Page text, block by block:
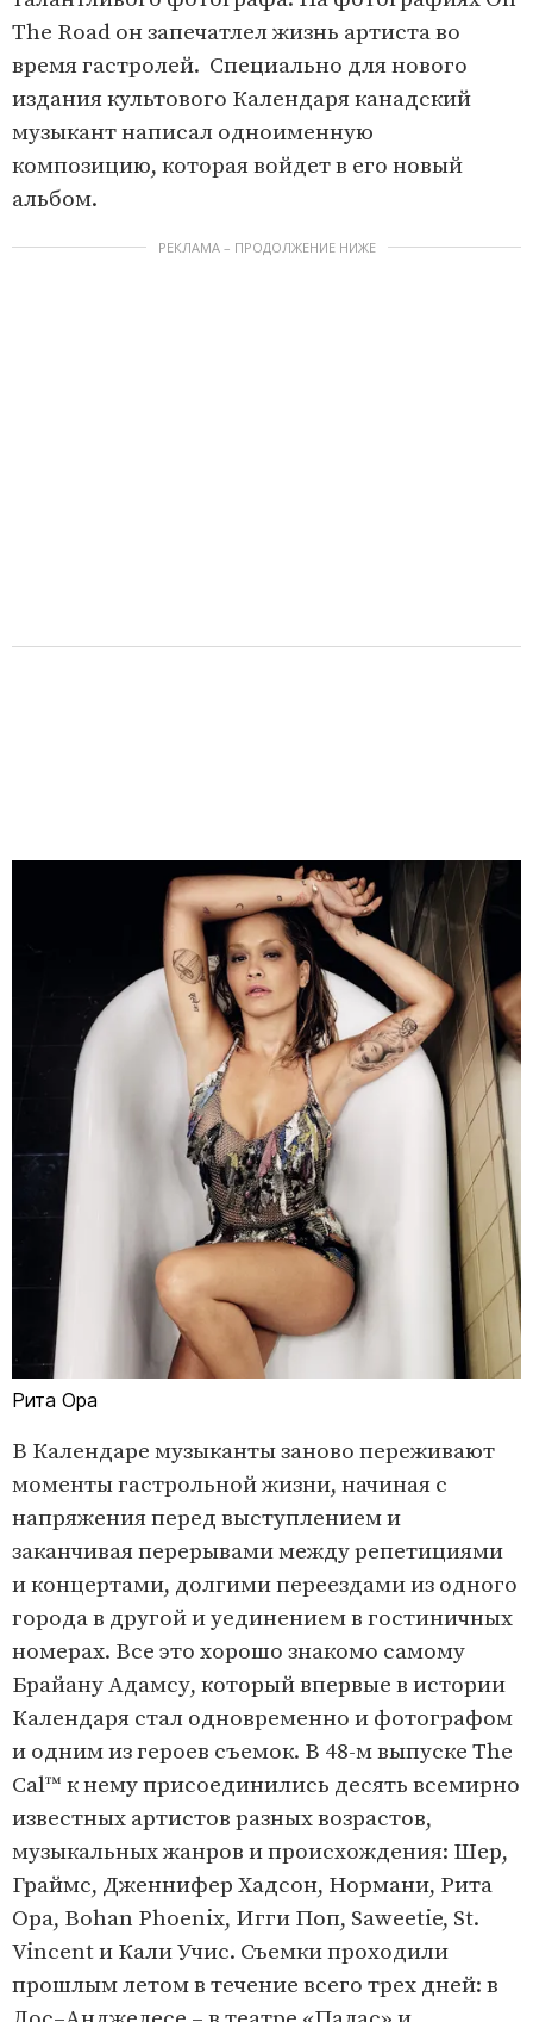
The Road он запечатлел жизнь артиста во
время гастролей. Специально для нового
издания культового Календаря канадский
музыкант написал одноименную
композицию, которая войдет в его новый
альбом.
РЕКЛАМА – ПРОДОЛЖЕНИЕ НИЖЕ
Рита Ора
В Календаре музыканты заново переживают
моменты гастрольной жизни, начиная с
напряжения перед выступлением и
заканчивая перерывами между репетициями
и концертами, долгими переездами из одного
города в другой и уединением в гостиничных
номерах. Все это хорошо знакомо самому
Брайану Адамсу, который впервые в истории
Календаря стал одновременно и фотографом
и одним из героев съемок. В 48-м выпуске The
Cal™ к нему присоединились десять всемирно
известных артистов разных возрастов,
музыкальных жанров и происхождения: Шер,
Граймс, Дженнифер Хадсон, Нормани, Рита
Ора, Bohan Phoenix, Игги Поп, Saweetie, St.
Vincent и Кали Учис. Съемки проходили
прошлым летом в течение всего трех дней: в